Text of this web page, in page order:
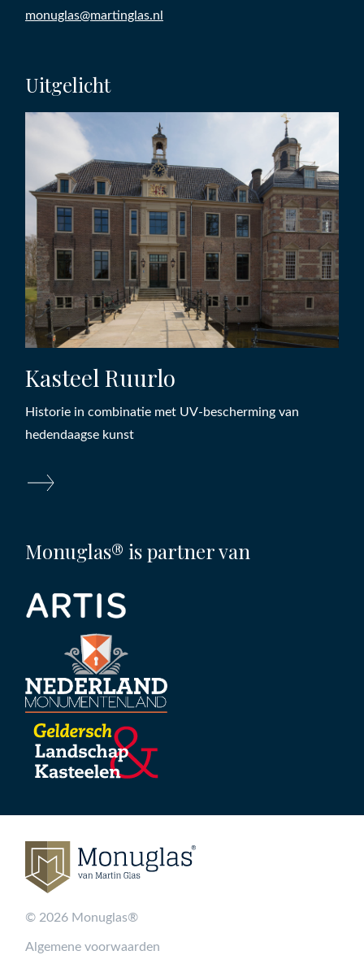
monuglas@martinglas.nl
Uitgelicht
Kasteel Ruurlo
Historie in combinatie met UV-bescherming van
hedendaagse kunst
Monuglas® is partner van
© 2026 Monuglas®
Algemene voorwaarden